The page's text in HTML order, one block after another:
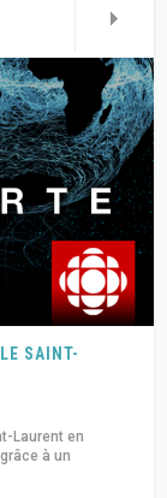
SAINT-
Laurent en
à un